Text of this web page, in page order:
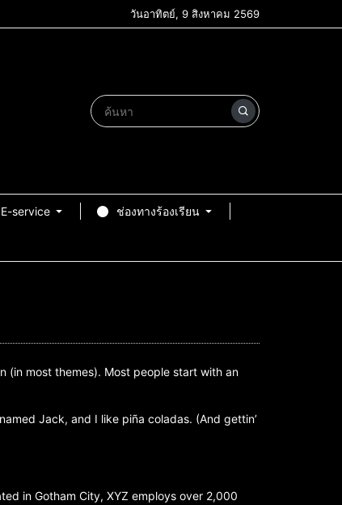
วันอาทิตย์, 9 สิงหาคม 2569
E-service ช่องทางร้องเรียน
(in most themes). Most people start with an
Jack, and I like piña coladas. (And gettin’
in Gotham City, XYZ employs over 2,000